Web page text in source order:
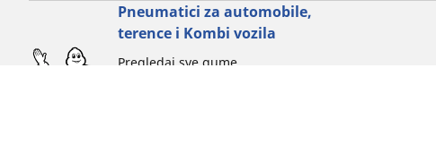
Pneumatici za automobile,
terence i Kombi vozila
Pregledaj sve gume